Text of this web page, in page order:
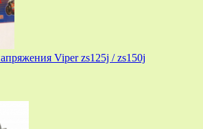
Viper zs125j / zs150j